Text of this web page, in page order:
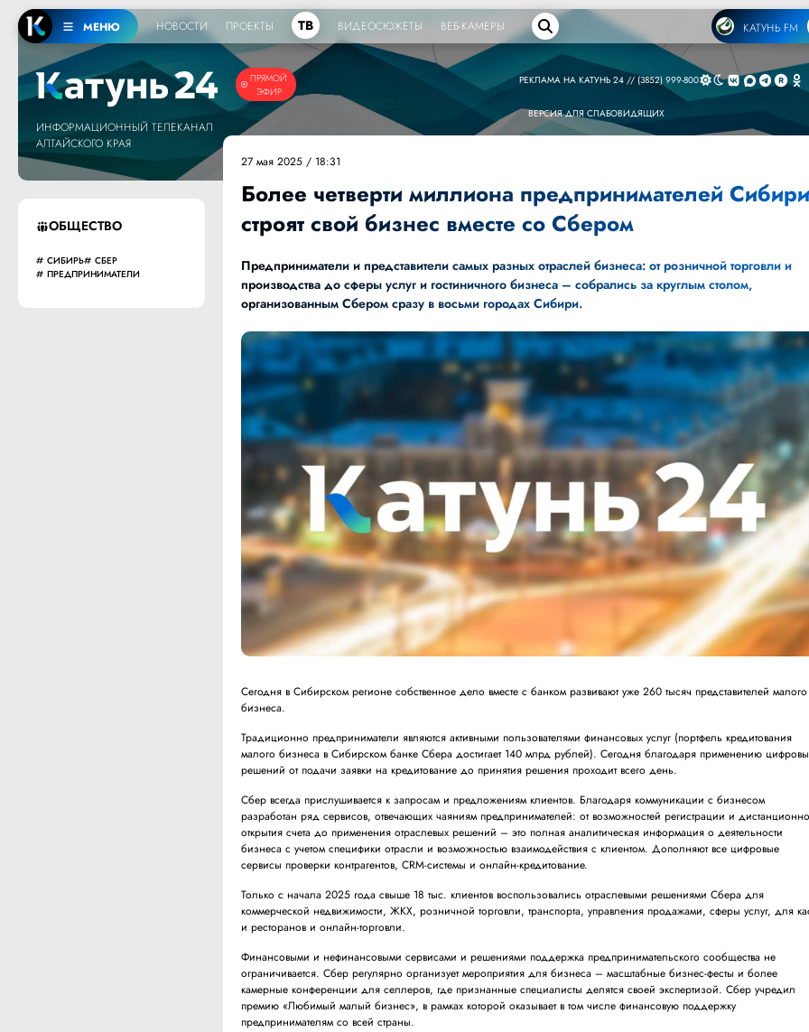
МЕНЮ НОВОСТИ ПРОЕКТЫ ТВ ВИДЕОСЮЖЕТЫ ВЕБ-КАМЕРЫ КАТУНЬ FM
ПРЯМОЙ
ЭФИР
ИНФОРМАЦИОННЫЙ ТЕЛЕКАНАЛ
АЛТАЙСКОГО КРАЯ
РЕКЛАМА НА КАТУНЬ 24 // (3852) 999-800
ВЕРСИЯ ДЛЯ СЛАБОВИДЯЩИХ
ОБЩЕСТВО
СИБИРЬ
СБЕР
ПРЕДПРИНИМАТЕЛИ
27 мая 2025 / 18:31
Более четверти миллиона предпринимателей
строят свой бизнес вместе со Сбером
Предприниматели и представители самых разных отраслей бизнеса: от розничной торговли и
производства до сферы услуг и гостиничного бизнеса – собрались за круглым столом,
организованным Сбером сразу в восьми городах Сибири.
Сегодня в Сибирском регионе собственное дело вместе с банком развивают уже 260 тысяч представителей малого
бизнеса.
Традиционно предприниматели являются активными пользователями финансовых услуг (портфель кредитования
малого бизнеса в Сибирском банке Сбера достигает 140 млрд рублей). Сегодня благодаря применению
решений от подачи заявки на кредитование до принятия решения проходит всего день.
Сбер всегда прислушивается к запросам и предложениям клиентов. Благодаря коммуникации с бизнесом
разработан ряд сервисов, отвечающих чаяниям предпринимателей: от возможностей регистрации и
открытия счета до применения отраслевых решений – это полная аналитическая информация о деятельности
бизнеса с учетом специфики отрасли и возможностью взаимодействия с клиентом. Дополняют все цифровые
сервисы проверки контрагентов, CRM-системы и онлайн-кредитование.
Только с начала 2025 года свыше 18 тыс. клиентов воспользовались отраслевыми решениями Сбера для
коммерческой недвижимости, ЖКХ, розничной торговли, транспорта, управления продажами, сферы услуг, для
и ресторанов и онлайн-торговли.
Финансовыми и нефинансовыми сервисами и решениями поддержка предпринимательского сообщества не
ограничивается. Сбер регулярно организует мероприятия для бизнеса – масштабные бизнес-фесты и более
камерные конференции для селлеров, где признанные специалисты делятся своей экспертизой. Сбер учредил
премию «Любимый малый бизнес», в рамках которой оказывает в том числе финансовую поддержку
предпринимателям со всей страны.